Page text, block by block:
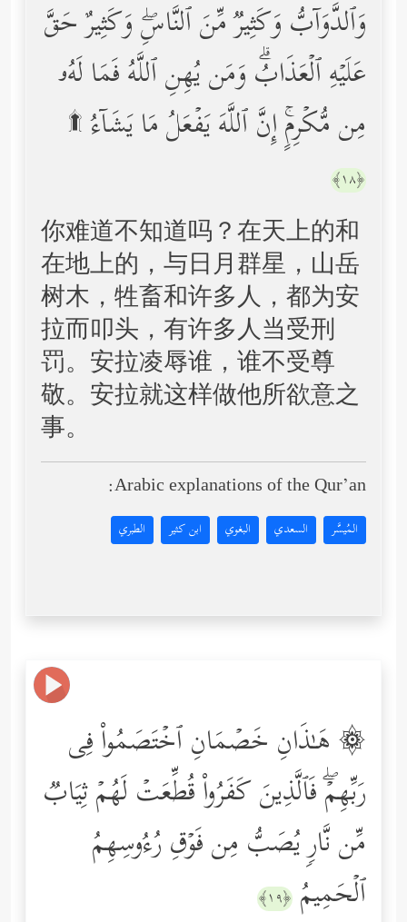
وَٱلدَّوَاۤبُّ وَكَثِیرࣱ مِّنَ ٱلنَّاسِۖ وَكَثِیرٌ حَقَّ
عَلَیۡهِ ٱلۡعَذَابُۗ وَمَن یُهِنِ ٱللَّهُ فَمَا لَهُۥ
مِن مُّكۡرِمٍۚ إِنَّ ٱللَّهَ یَفۡعَلُ مَا یَشَاۤءُ ۩
﴿١٨﴾
你难道不知道吗？在天上的和
在地上的，与日月群星，山岳
树木，牲畜和许多人，都为安
拉而叩头，有许多人当受刑
罚。安拉凌辱谁，谁不受尊
敬。安拉就这样做他所欲意之
事。
Arabic explanations of the Qur’an:
المُيسَّر السعدي البغوي ابن كثير الطبري
۞ هَـٰذَانِ خَصۡمَانِ ٱخۡتَصَمُواْ فِی
رَبِّهِمۡۖ فَٱلَّذِینَ كَفَرُواْ قُطِّعَتۡ لَهُمۡ ثِیَابࣱ
مِّن نَّارࣲ یُصَبُّ مِن فَوۡقِ رُءُوسِهِمُ
ٱلۡحَمِیمُ ﴿١٩﴾